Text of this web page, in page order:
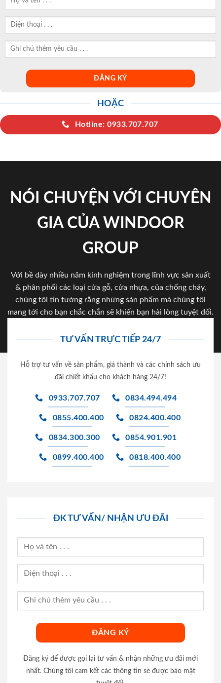
HOẶC
Hotline: 0933.707.707
NÓI CHUYỆN VỚI CHUYÊN
GIA CỦA WINDOOR
GROUP
Với bề dày nhiều năm kinh nghiệm trong lĩnh vực sản xuất
& phân phối các loại cửa gỗ, cửa nhựa, của chống cháy,
chúng tôi tin tưởng rằng những sản phẩm mà chúng tôi
mang tới cho bạn chắc chắn sẽ khiến bạn hài lòng tuyệt đối.
TƯ VẤN TRỰC TIẾP 24/7
Hỗ trợ tư vấn về sản phẩm, giá thành và các chính sách ưu
đãi chiết khấu cho khách hàng 24/7!
0933.707.707 0834.494.494
0855.400.400 0824.400.400
0834.300.300 0854.901.901
0899.400.400 0818.400.400
ĐK TƯ VẤN/ NHẬN ƯU ĐÃI
Đăng ký để được gọi lại tư vấn & nhận những ưu đãi mới
nhất. Chúng tôi cam kết các thông tin sẽ được bảo mật